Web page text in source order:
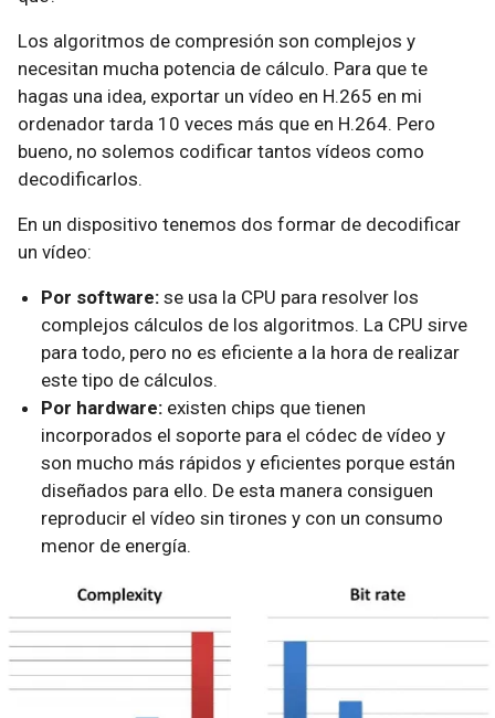
Los algoritmos de compresión son complejos y
necesitan mucha potencia de cálculo. Para que te
hagas una idea, exportar un vídeo en H.265 en mi
ordenador tarda 10 veces más que en H.264. Pero
bueno, no solemos codificar tantos vídeos como
decodificarlos.
En un dispositivo tenemos dos formar de decodificar
un vídeo:
Por software: se usa la CPU para resolver los
complejos cálculos de los algoritmos. La CPU sirve
para todo, pero no es eficiente a la hora de realizar
este tipo de cálculos.
Por hardware: existen chips que tienen
incorporados el soporte para el códec de vídeo y
son mucho más rápidos y eficientes porque están
diseñados para ello. De esta manera consiguen
reproducir el vídeo sin tirones y con un consumo
menor de energía.